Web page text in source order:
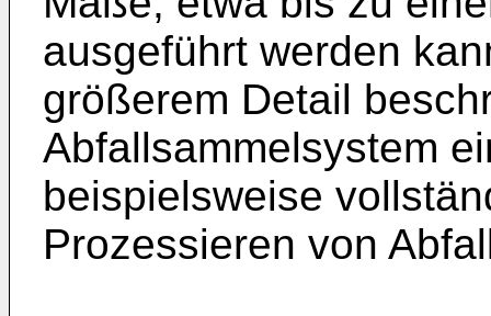
ausgeführt werden
größerem Detail
Abfallsammelsystem
beispielsweise
Prozessieren von